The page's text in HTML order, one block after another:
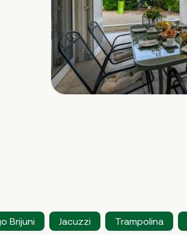
Brijuni Jacuzzi Trampolina